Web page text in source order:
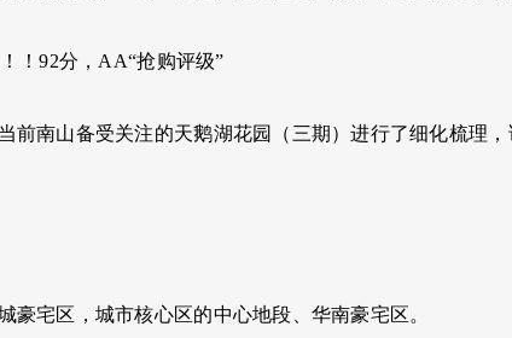
！92分，AA“抢购评级”
前南山备受关注的天鹅湖花园（三期）进行了细化梳理，
豪宅区，城市核心区的中心地段、华南豪宅区。